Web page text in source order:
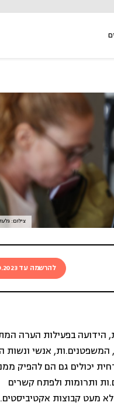
צילום:
להרשמה עד 3.9.2023
הידועה בפעילות הערה
המשפטנים.ות, אנשי ונשות
יכולים גם הם להפיק
ותרומות ולפתח קשרים
מעט קבוצות